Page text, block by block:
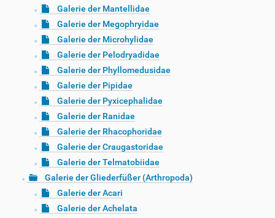
Galerie der Mantellidae
Galerie der Megophryidae
Galerie der Microhylidae
Galerie der Pelodryadidae
Galerie der Phyllomedusidae
Galerie der Pipidae
Galerie der Pyxicephalidae
Galerie der Ranidae
Galerie der Rhacophoridae
Galerie der Craugastoridae
Galerie der Telmatobiidae
Galerie der Gliederfüßer (Arthropoda)
Galerie der Acari
Galerie der Achelata